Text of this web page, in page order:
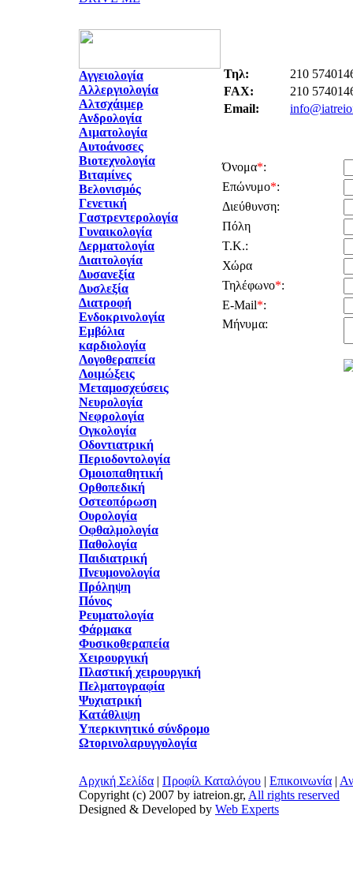
Αγγειολογία
Αλλεργιολογία
Αλτσχάιμερ
Ανδρολογία
Αιματολογία
Αυτοάνοσες
Βιοτεχνολογία
Βιταμίνες
Βελονισμός
Γενετική
Γαστρεντερολογία
Γυναικολογία
Δερματολογία
Διαιτολογία
Δυσανεξία
Δυσλεξία
Διατροφή
Ενδοκρινολογία
Εμβόλια
καρδιολογία
Λογοθεραπεία
Λοιμώξεις
Μεταμοσχεύσεις
Νευρολογία
Νεφρολογία
Ογκολογία
Οδοντιατρική
Περιοδοντολογία
Ομοιοπαθητική
Ορθοπεδική
Οστεοπόρωση
Ουρολογία
Οφθαλμολογία
Παθολογία
Παιδιατρική
Πνευμονολογία
Πρόληψη
Πόνος
Ρευματολογία
Φάρμακα
Φυσικοθεραπεία
Χειρουργική
Πλαστική χειρουργική
Πελματογραφία
Ψυχιατρική
Κατάθλιψη
Υπερκινητικό σύνδρομο
Ωτορινολαρυγγολογία
Τηλ:
210
FAX:
210
Email:
Όνομα*:
Επώνυμο*:
Διεύθυνση:
Πόλη
Τ.Κ.:
Χώρα
Τηλέφωνο*:
E-Mail*:
Μήνυμα:
Αρχική Σελίδα | Προφίλ Καταλόγου | Επικοινωνία |
Copyright (c) 2007 by iatreion.gr, All rights reserved
Designed & Developed by Web Experts